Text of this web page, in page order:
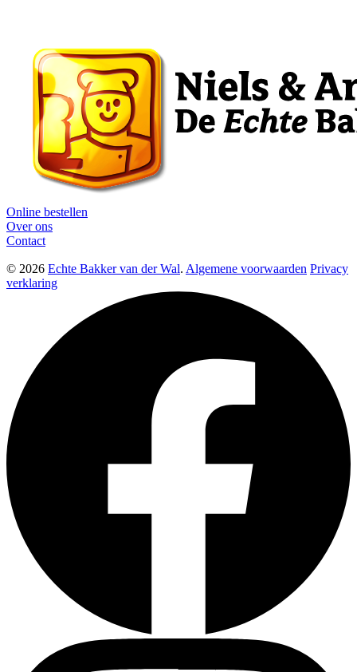
Online bestellen
Over ons
Contact
© 2026 Echte Bakker van der Wal. Algemene voorwaarden Privacy
verklaring